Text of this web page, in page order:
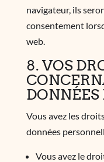
navigateur, ils
consentement
web.
8. VOS
Vous avez les
données
Vous avez le